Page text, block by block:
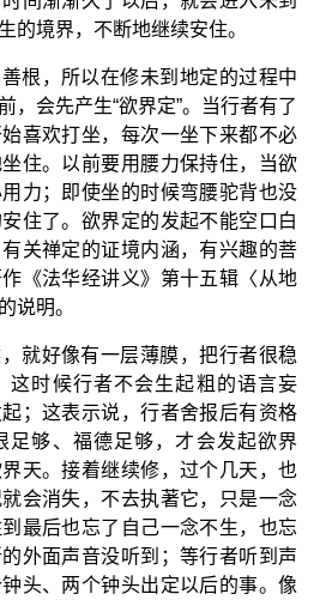
的境界，不断地继续安住。
根，所以在修未到地定的过程中
会先产生“欲界定”。当行者有了
喜欢打坐，每次一坐下来都不必
住。以前要用腰力保持住，当欲
力；即使坐的时候弯腰驼背也没
住了。欲界定的发起不能空口白
关禅定的证境内涵，有兴趣的菩
《法华经讲义》第十五辑〈从地
说明。
就好像有一层薄膜，把行者很稳
这时候行者不会生起粗的语言妄
；这表示说，行者舍报后有资格
足够、福德足够，才会发起欲界
天。接着继续修，过个几天，也
会消失，不去执著它，只是一念
最后也忘了自己一念不生，也忘
外面声音没听到；等行者听到声
头、两个钟头出定以后的事。像